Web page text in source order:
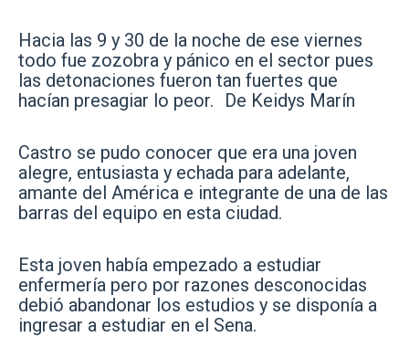
Hacia las 9 y 30 de la noche de ese viernes
todo fue zozobra y pánico en el sector pues
las detonaciones fueron tan fuertes que
hacían presagiar lo peor. De Keidys Marín
Castro se pudo conocer que era una joven
alegre, entusiasta y echada para adelante,
amante del América e integrante de una de las
barras del equipo en esta ciudad.
Esta joven había empezado a estudiar
enfermería pero por razones desconocidas
debió abandonar los estudios y se disponía a
ingresar a estudiar en el Sena.